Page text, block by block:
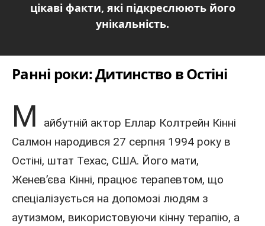
цікаві факти, які підкреслюють його
унікальність.
Ранні роки: Дитинство в Остіні
М айбутній актор Еллар Колтрейн Кінні
Салмон народився 27 серпня 1994 року в
Остіні, штат Техас, США. Його мати,
Женев’єва Кінні, працює терапевтом, що
спеціалізується на допомозі людям з
аутизмом, використовуючи кінну терапію, а